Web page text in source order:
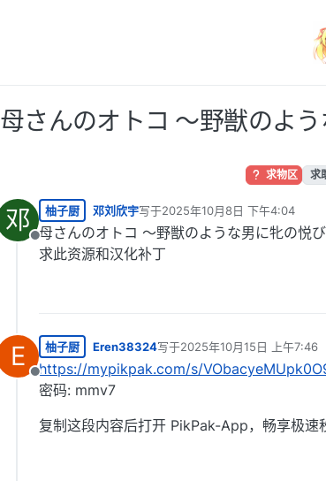
母さんのオトコ ～野獣のよ
求物区 求
邓
离线
柚子厨 邓刘欣宇写于2025年10月8日 下午4:04
最后由 编辑
母さんのオトコ ～野獣のような男に牝の悦
求此资源和汉化补丁
E
离线
柚子厨 Eren38324写于2025年10月15日 上午7:46
最后由 编辑
https://mypikpak.com/s/
密码: mmv7
复制这段内容后打开 PikPak-App，畅享极速